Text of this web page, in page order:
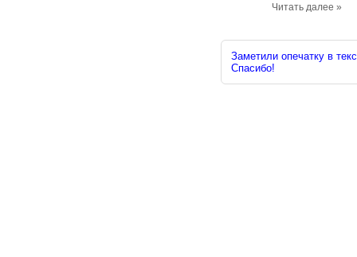
Читать далее »
Заметили опечатку в
Спасибо!